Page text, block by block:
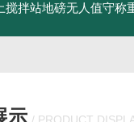
搅拌站地磅无人值守称
示